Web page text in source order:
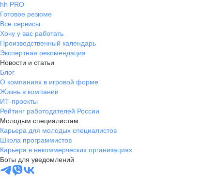
hh PRO
Готовое резюме
Все сервисы
Хочу у вас работать
Производственный календарь
Экспертная рекомендация
Новости и статьи
Блог
О компаниях в игровой форме
Жизнь в компании
ИТ-проекты
Рейтинг работодателей России
Молодым специалистам
Карьера для молодых специалистов
Школа программистов
Карьера в некоммерческих организациях
Боты для уведомлений